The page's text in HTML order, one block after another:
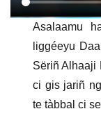
Asalaamu
liggéeyu
Sëriñ Alhaaji
ci gis jariñ
te tàbbal ci